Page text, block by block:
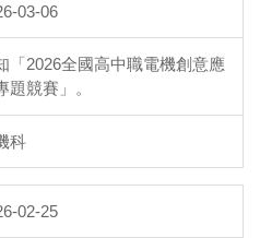
03-06
「2026全國高中職電機創意應
題競賽」。
科
02-25